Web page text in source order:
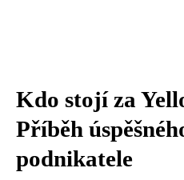
Kdo stojí za
Příběh
podnikatele